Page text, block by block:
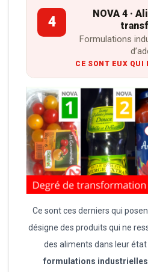
4
NOVA 4 ·
Formulations
CE SONT EUX QUI
Ce sont ces derniers qui
désigne des produits qui ne
des aliments dans leur
formulations